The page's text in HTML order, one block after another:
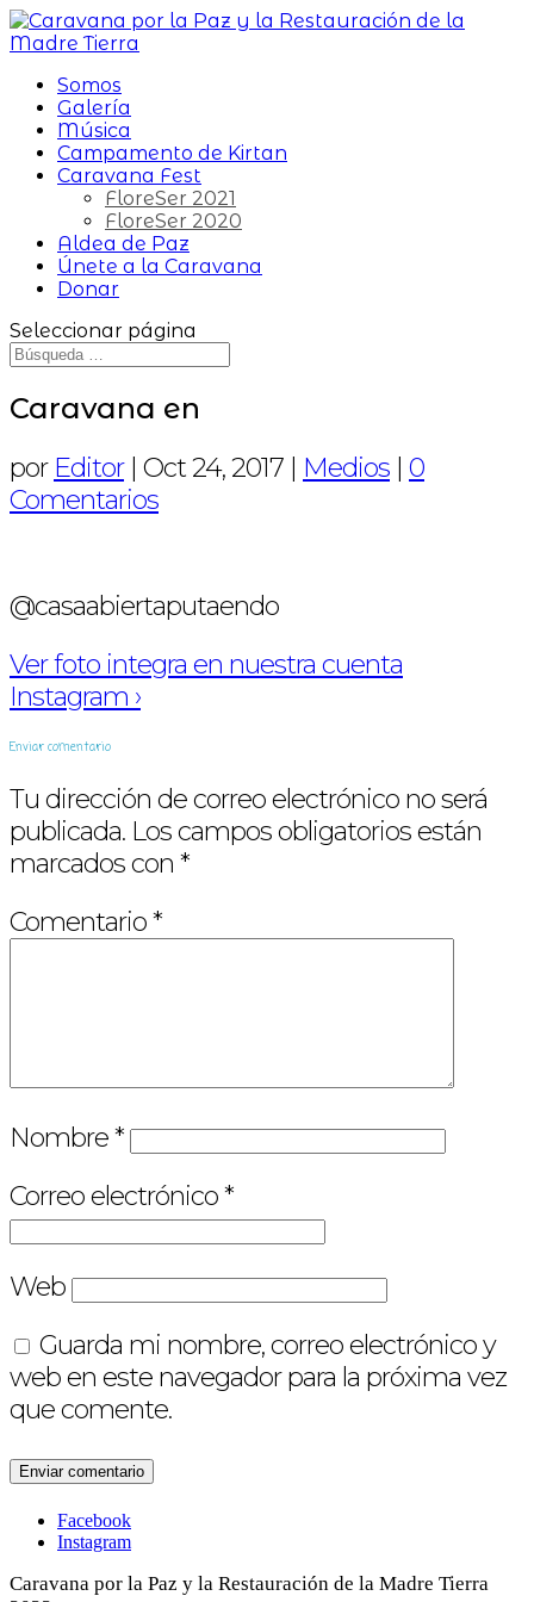
Somos
Galería
Música
Campamento de Kirtan
Caravana Fest
FloreSer 2021
FloreSer 2020
Aldea de Paz
Únete a la Caravana
Donar
Seleccionar página
Caravana en
por Editor| Oct 24, 2017 | Medios | 0
Comentarios
@casaabiertaputaendo
Ver foto integra en nuestra cuenta
Instagram ›
Enviar comentario
Tu dirección de correo electrónico no será
publicada. Los campos obligatorios están
marcados con *
Comentario*
Nombre*
Correo electrónico*
Web
Guarda mi nombre, correo electrónico y
web en este navegador para la próxima vez
que comente.
Facebook
Instagram
Caravana por la Paz y la Restauración de la Madre Tierra